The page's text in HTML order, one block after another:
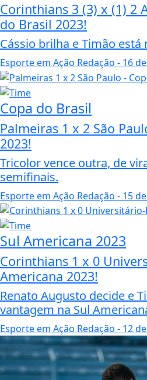
Corinthians 3 (3) x (1) 2
do Brasil 2023!
Cássio brilha e Timão está
Esporte em Ação Redação - 16
Copa do Brasil
Palmeiras 1 x 2 São
2023!
Tricolor vence outra, de
semifinais.
Esporte em Ação Redação - 15
Sul Americana 2023
Corinthians 1 x 0
Americana 2023!
Renato Augusto decide e
vantagem na Sul
Esporte em Ação Redação - 12